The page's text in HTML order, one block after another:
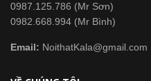
0987.125.786 (Mr Sơn)
0982.668.994 (Mr Bình)
Email: NoithatKala@gmail.com